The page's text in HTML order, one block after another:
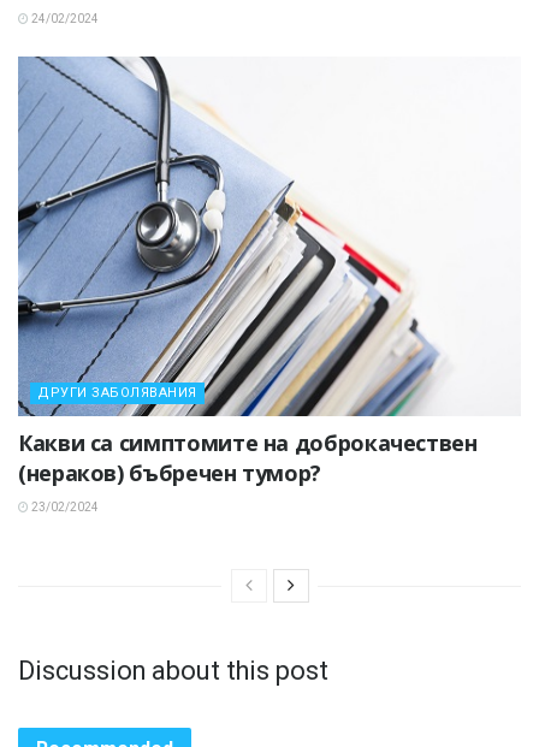
24/02/2024
ДРУГИ ЗАБОЛЯВАНИЯ
Какви са симптомите на доброкачествен
(нераков) бъбречен тумор?
23/02/2024
Discussion about this post